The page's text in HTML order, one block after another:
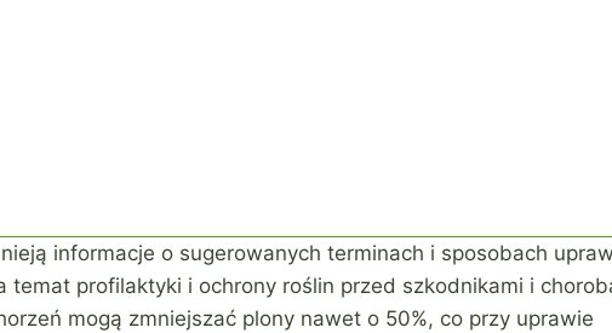
informacje o sugerowanych terminach i sposobach
temat profilaktyki i ochrony roślin przed szkodnikami i
mogą zmniejszać plony nawet o 50%, co przy uprawie